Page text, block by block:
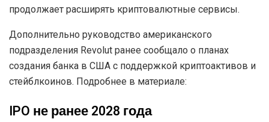
продолжает расширять криптовалютные сервисы.
Дополнительно руководство американского
подразделения Revolut ранее сообщало о планах
создания банка в США с поддержкой криптоактивов и
стейблкоинов. Подробнее в материале:
IPO не ранее 2028 года